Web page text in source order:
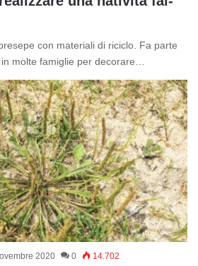
con materiali di riciclo. Fa parte
molte famiglie per decorare…
2020 0 14.702